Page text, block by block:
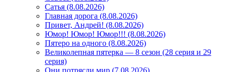
Сатья (8.08.2026)
Главная дорога (8.08.2026)
Привет, Андрей! (8.08.2026)
Юмор! Юмор! Юмор!!! (8.08.2026)
Пятеро на одного (8.08.2026)
Великолепная пятерка — 8 сезон (28 серия и 29
серия)
Они потрясли мир (7.08.2026)